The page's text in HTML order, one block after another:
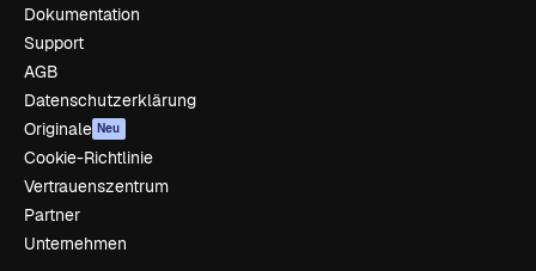
Dokumentation
Support
AGB
Datenschutzerklärung
Originale Neu
Cookie-Richtlinie
Vertrauenszentrum
Partner
Unternehmen